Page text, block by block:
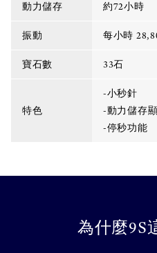
動力儲存 約72小時
振動 每小時
寶石數 33石
特色
-小秒針
-動力儲存
-停秒功能
為什麼9S